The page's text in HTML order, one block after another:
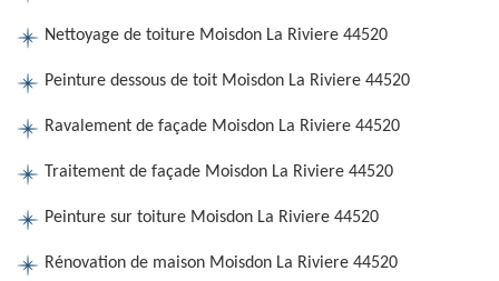
Nettoyage de toiture Moisdon La Riviere 44520
Peinture dessous de toit Moisdon La Riviere 44520
Ravalement de façade Moisdon La Riviere 44520
Traitement de façade Moisdon La Riviere 44520
Peinture sur toiture Moisdon La Riviere 44520
Rénovation de maison Moisdon La Riviere 44520